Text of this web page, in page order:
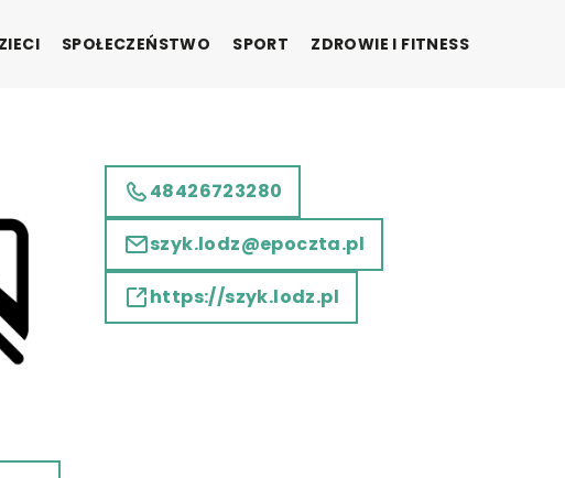
SPOŁECZEŃSTWO SPORT ZDROWIE I FITNESS
48426723280
szyk.lodz@epoczta.pl
https://szyk.lodz.pl